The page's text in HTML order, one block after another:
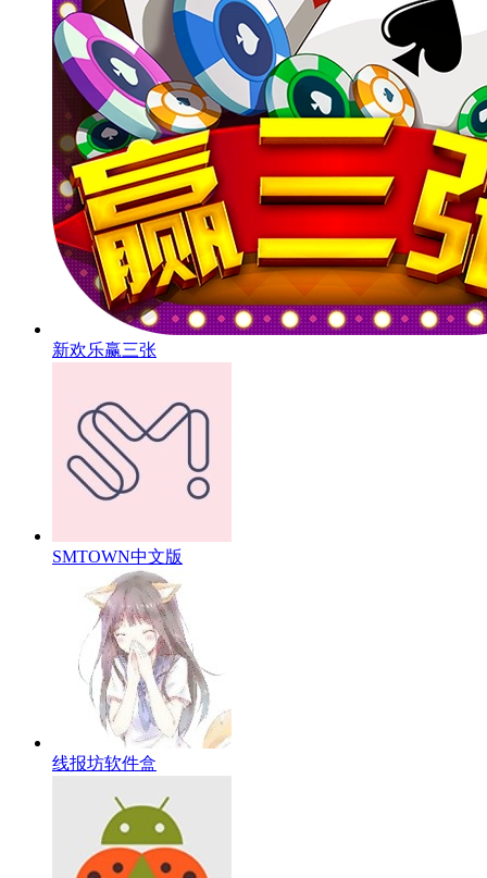
新欢乐赢三张
SMTOWN中文版
线报坊软件盒